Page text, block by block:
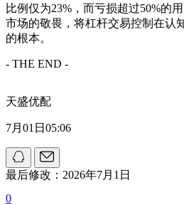
比例仅为23%，而亏损超过50%的
市场的敬畏，将杠杆交易控制在认
的根本。
- THE END -
天盛优配
7月01日05:06
最后修改：2026年7月1日
0